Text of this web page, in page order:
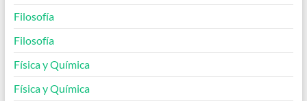
Filosofía
Filosofía
Física y Química
Física y Química